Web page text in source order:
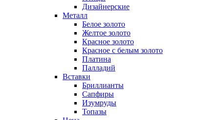
Дизайнерские
Металл
Белое золото
Желтое золото
Красное золото
Красное с белым золото
Платина
Палладий
Вставки
Бриллианты
Сапфиры
Изумруды
Топазы